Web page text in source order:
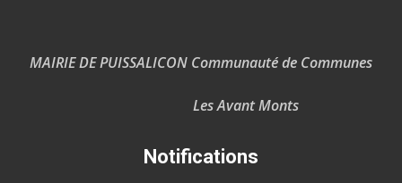
MAIRIE DE PUISSALICON Communauté de Communes
Les Avant Monts
Notifications